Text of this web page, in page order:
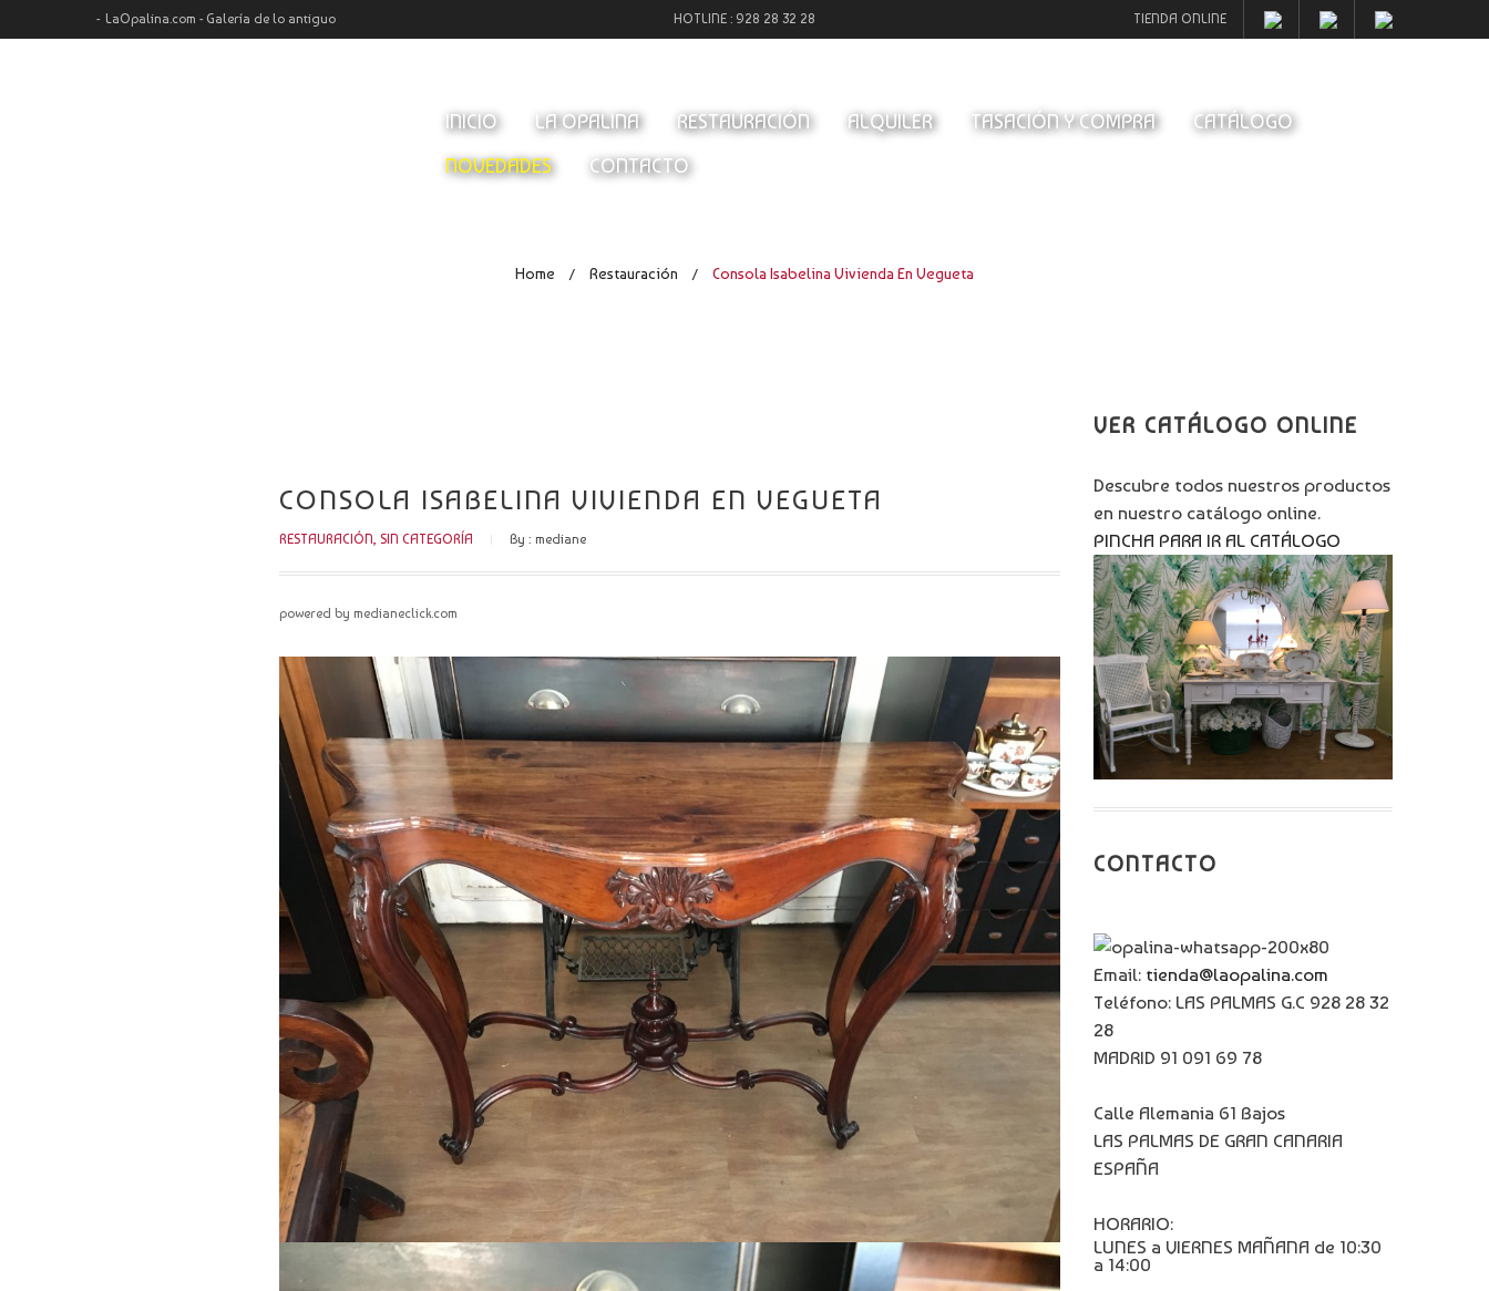
LaOpalina.com - Galería de lo antiguo HOTLINE : 928 28 32 28 TIENDA ONLINE
INICIO LA OPALINA RESTAURACIÓN ALQUILER TASACIÓN Y COMPRA
CATÁLOGO
NOVEDADES
CONTACTO
Home / Restauración / Consola Isabelina Vivienda En Vegueta
CONSOLA ISABELINA VIVIENDA EN VEGUETA
RESTAURACIÓN, SIN CATEGORÍA By : mediane
powered by medianeclick.com
VER CATÁLOGO ONLINE
Descubre todos nuestros productos
en nuestro catálogo online.
PINCHA PARA IR AL CATÁLOGO
CONTACTO
Email: tienda@laopalina.com
Teléfono: LAS PALMAS G.C 928 28 32
28
MADRID 91 091 69 78
Calle Alemania 61 Bajos
LAS PALMAS DE GRAN CANARIA
ESPAÑA
HORARIO:
LUNES a VIERNES MAÑANA de 10:30
a 14:00